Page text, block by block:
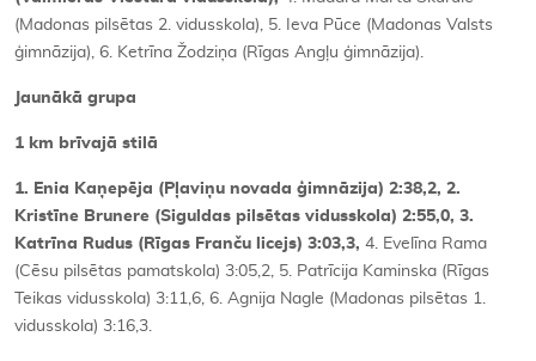
(Madonas pilsētas 2. vidusskola), 5. Ieva Pūce (Madonas Valsts
ģimnāzija), 6. Ketrīna Žodziņa (Rīgas Angļu ģimnāzija).
Jaunākā grupa
1 km brīvajā stilā
1. Enia Kaņepēja (Pļaviņu novada ģimnāzija) 2:38,2, 2.
Kristīne Brunere (Siguldas pilsētas vidusskola) 2:55,0, 3.
Katrīna Rudus (Rīgas Franču licejs) 3:03,3, 4. Evelīna Rama
(Cēsu pilsētas pamatskola) 3:05,2, 5. Patrīcija Kaminska (Rīgas
Teikas vidusskola) 3:11,6, 6. Agnija Nagle (Madonas pilsētas 1.
vidusskola) 3:16,3.